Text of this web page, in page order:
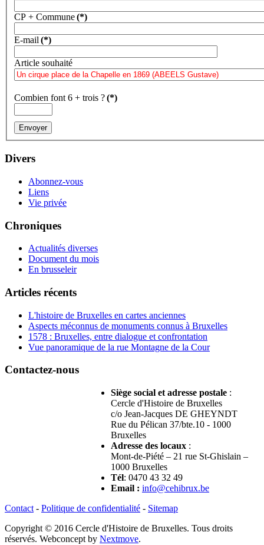
CP + Commune(*)
E-mail(*)
Article souhaité
Combien font 6 + trois ?(*)
Divers
Abonnez-vous
Liens
Vie privée
Chroniques
Actualités diverses
Document du mois
En brusseleir
Articles récents
L'histoire de Bruxelles en cartes anciennes
Aspects méconnus de monuments connus à Bruxelles
1578 : Bruxelles, entre dialogue et confrontation
Vue panoramique de la rue Montagne de la Cour
Contactez-nous
Siège social et adresse postale :
Cercle d'Histoire de Bruxelles
c/o Jean-Jacques DE GHEYNDT
Rue du Pélican 37/bte.10 - 1000
Bruxelles
Adresse des locaux :
Mont-de-Piété – 21 rue St-Ghislain –
1000 Bruxelles
Tél: 0470 43 32 49
Email : info@cehibrux.be
Contact - Politique de confidentialité - Sitemap
Copyright © 2016 Cercle d'Histoire de Bruxelles. Tous droits
réservés. Webconcept by Nextmove.